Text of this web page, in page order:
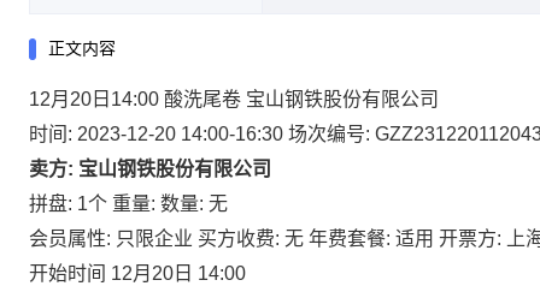
正文内容
12月20日14:00 酸洗尾卷 宝山钢铁股份有限公司
时间: 2023-12-20 14:00-16:30 场次编号:
卖方: 宝山钢铁股份有限公司
拼盘: 1个 重量: 数量: 无
会员属性: 只限企业 买方收费: 无 年费套餐: 适用 开票方: 上
开始时间 12月20日 14:00